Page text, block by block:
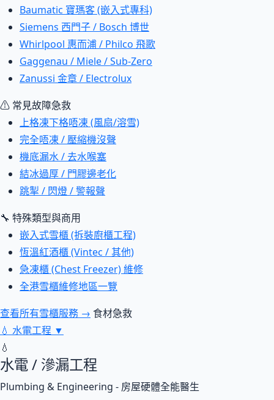
Baumatic 寶瑪客 (嵌入式專科)
Siemens 西門子 / Bosch 博世
Whirlpool 惠而浦 / Philco 飛歌
Gaggenau / Miele / Sub-Zero
Zanussi 金章 / Electrolux
⚠ 常見故障急救
上格凍下格唔凍 (風扇/溶雪)
完全唔凍 / 壓縮機沒聲
機底漏水 / 去水喉塞
結冰過厚 / 門膠邊老化
跳掣 / 閃燈 / 警報聲
🔧 特殊類型與商用
嵌入式雪櫃 (拆裝廚櫃工程)
恆溫紅酒櫃 (Vintec / 其他)
急凍櫃 (Chest Freezer) 維修
全港雪櫃維修地區一覽
查看所有雪櫃服務 → 食材急救
💧 水電工程 ▼
💧
水電 / 滲漏工程
Plumbing & Engineering - 房屋硬體全能醫生